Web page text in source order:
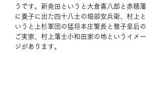
うです。新発田というと大倉喜八郎と赤穂藩
に養子に出た四十八士の堀部安兵衛、村上と
いうと上杉軍団の猛将本庄繁長と雅子皇后の
ご実家、村上藩士小和田家の地というイメー
ジがあります。